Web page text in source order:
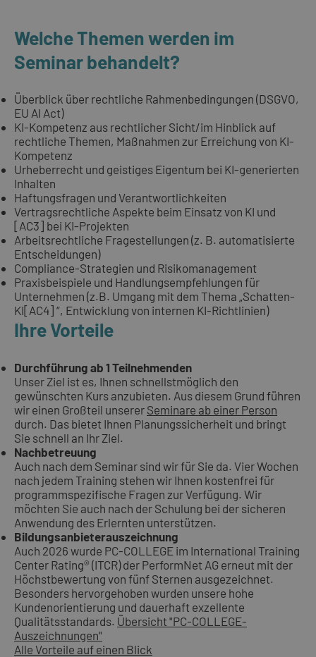
Welche Themen werden im
Seminar behandelt?
Überblick über rechtliche Rahmenbedingungen (DSGVO,
EU AI Act)
KI-Kompetenz aus rechtlicher Sicht/im Hinblick auf
rechtliche Themen, Maßnahmen zur Erreichung von KI-
Kompetenz
Urheberrecht und geistiges Eigentum bei KI-generierten
Inhalten
Haftungsfragen und Verantwortlichkeiten
Vertragsrechtliche Aspekte beim Einsatz von KI und
[AC3] bei KI-Projekten
Arbeitsrechtliche Fragestellungen (z. B. automatisierte
Entscheidungen)
Compliance-Strategien und Risikomanagement
Praxisbeispiele und Handlungsempfehlungen für
Unternehmen (z.B. Umgang mit dem Thema „Schatten-
KI[AC4] “, Entwicklung von internen KI-Richtlinien)
Ihre Vorteile
Durchführung ab 1 Teilnehmenden
Unser Ziel ist es, Ihnen schnellstmöglich den
gewünschten Kurs anzubieten. Aus diesem Grund führen
wir einen Großteil unserer Seminare ab einer Person
durch. Das bietet Ihnen Planungssicherheit und bringt
Sie schnell an Ihr Ziel.
Nachbetreuung
Auch nach dem Seminar sind wir für Sie da. Vier Wochen
nach jedem Training stehen wir Ihnen kostenfrei für
programmspezifische Fragen zur Verfügung. Wir
möchten Sie auch nach der Schulung bei der sicheren
Anwendung des Erlernten unterstützen.
Bildungsanbieterauszeichnung
Auch 2026 wurde PC-COLLEGE im International Training
Center Rating® (ITCR) der PerformNet AG erneut mit der
Höchstbewertung von fünf Sternen ausgezeichnet.
Besonders hervorgehoben wurden unsere hohe
Kundenorientierung und dauerhaft exzellente
Qualitätsstandards. Übersicht "PC-COLLEGE-
Auszeichnungen"
Alle Vorteile auf einen Blick